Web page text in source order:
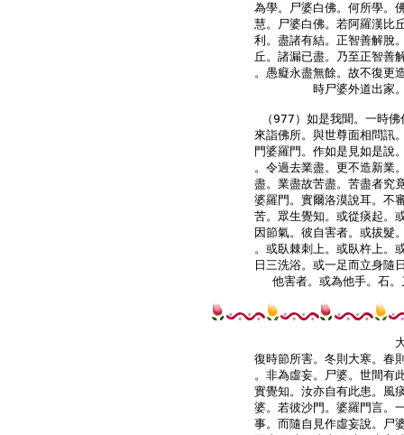
為學。尸婆白佛。何所學。
慧。尸婆白佛。若阿羅漢比
利。盡諸有結。正智善解脫
丘。諸漏已盡。乃至正智善
。愚癡永盡無餘。故不復更
時尸婆外道出家
（977）如是我聞。一時
來詣佛所。與世尊面相問訊
門婆羅門。作如是見如是說
。令過去業盡。更不造新業
盡。業盡故苦盡。苦盡者究
婆羅門。實爾洛漠說耳。不
苦。眾生覺知。或從痰起。
因節氣。彼自害者。或拔髮
。或臥棘刺上。或臥杵上。
日三洗浴。或一足而立身隨
他害者。或為他手。石
復時節所害。冬則大寒。春
。非為虛妄。尸婆。世間有
實覺知。汝亦自有此患。風
婆。若彼沙門。婆羅門言。
事。而隨自見作虛妄說。尸